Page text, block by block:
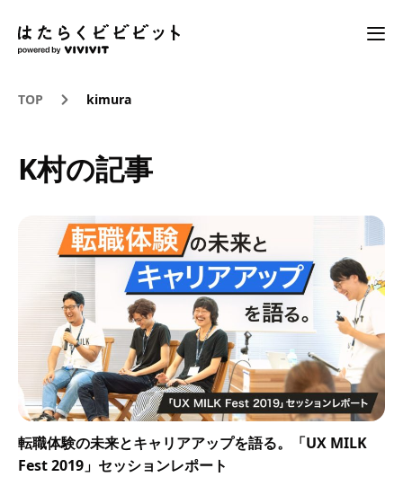
TOP kimura
K村の記事
転職体験の未来とキャリアアップを語る。「UX MILK
Fest 2019」セッションレポート